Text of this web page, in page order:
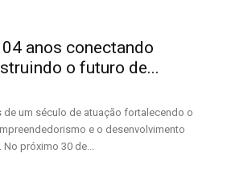
anos conectando
o futuro de...
de um século de atuação fortalecendo o
e o desenvolvimento
próximo 30 de...